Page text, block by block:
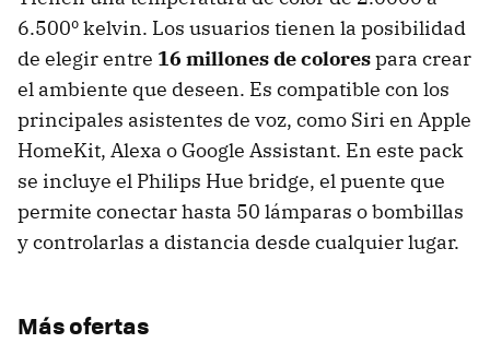
6.500º kelvin. Los usuarios tienen la posibilidad
de elegir entre 16 millones de colorespara crear
el ambiente que deseen. Es compatible con los
principales asistentes de voz, como Siri en Apple
HomeKit, Alexa o Google Assistant. En este pack
se incluye el Philips Hue bridge, el puente que
permite conectar hasta 50 lámparas o bombillas
y controlarlas a distancia desde cualquier lugar.
Más ofertas